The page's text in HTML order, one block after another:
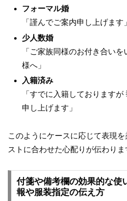
フォーマル婚
「謹んでご案内申し上げます」
少人数婚
「ご家族同様のお付き合い
様へ」
入籍済み
「すでに入籍しております
申し上げます」
このようにケースに応じて表現
ストに合わせた心配りが伝わりま
付箋や備考欄の効果的な使
報や服装指定の伝え方